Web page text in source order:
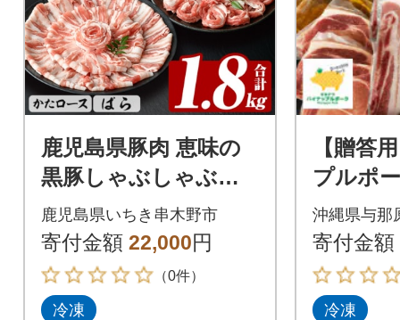
鹿児島県豚肉 恵味の
黒豚しゃぶしゃぶセ
ット(肩ロース300g×2
P•ばら300g×4P) 1.8k
g
鹿児島県いちき串木野市
寄付金額 22,000円
（0件）
冷凍
【贈答
プルポ
テーキ
ト(総重
沖縄県与那
寄付金額
冷凍